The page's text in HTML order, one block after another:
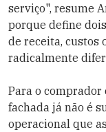
serviço", resume
porque define
de receita, custos
radicalmente
Para o comprador
fachada já não é
operacional que